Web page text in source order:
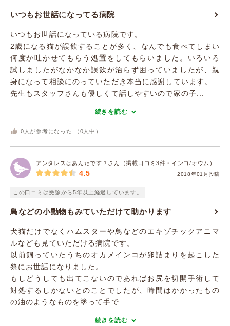
いつもお世話になってる病院
いつもお世話になっている病院です。
2歳になる猫が誤飲することが多く、なんでも食べてしまい
何度か吐かせてもらう処置をしてもらいました。いろいろ
試しましたがなかなか誤飲が治らず困っていましたが、親
身になって相談にのっていただき本当に感謝しています。
先生もスタッフさんも優しくて話しやすいので家の子...
続きを読む
0 人が参考になった （ 0 人中）
アンタレスはあんたです？さん（掲載口コミ3件・インコ/オウム）
2018年01月投稿
4.5
この口コミは受診から5年以上経過しています。
鳥などの小動物もみていただけて助かります
犬猫だけでなくハムスターや鳥などのエキゾチックアニマ
ルなども見ていただける病院です。
以前飼っていたうちのオカメインコが卵詰まりを起こした
祭にお世話になりました。
もしどうしても出てこないのであればお尻を切開手術して
対処するしかないとのことでしたが、時間はかかったもの
の油のようなものを塗って手で...
続きを読む